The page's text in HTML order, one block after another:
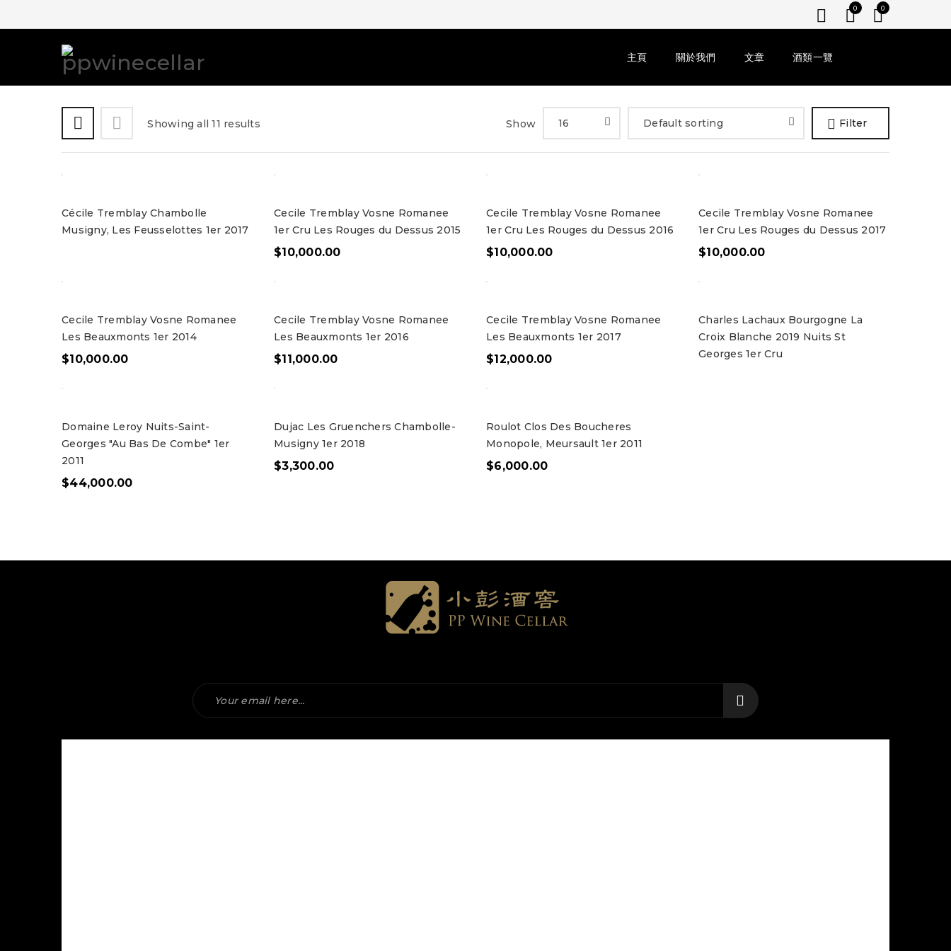
0
0
主頁 關於我們 文章 酒類一覽
Showing all 11 results Filter
Default sorting
Show 16
Cécile Tremblay Chambolle
Musigny, Les Feusselottes 1er 2017
Cecile Tremblay Vosne Romanee
1er Cru Les Rouges du Dessus 2015
$10,000.00
Cecile Tremblay Vosne Romanee
1er Cru Les Rouges du Dessus 2016
$10,000.00
Cecile Tremblay Vosne Romanee
1er Cru Les Rouges du Dessus 2017
$10,000.00
Cecile Tremblay Vosne Romanee
Les Beauxmonts 1er 2014
$10,000.00
Cecile Tremblay Vosne Romanee
Les Beauxmonts 1er 2016
$11,000.00
Cecile Tremblay Vosne Romanee
Les Beauxmonts 1er 2017
$12,000.00
Charles Lachaux Bourgogne La
Croix Blanche 2019 Nuits St
Georges 1er Cru
Domaine Leroy Nuits-Saint-
Georges "Au Bas De Combe" 1er
2011
$44,000.00
Dujac Les Gruenchers Chambolle-
Musigny 1er 2018
$3,300.00
Roulot Clos Des Boucheres
Monopole, Meursault 1er 2011
$6,000.00